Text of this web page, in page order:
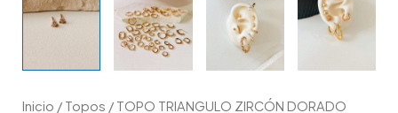
Inicio / Topos / TOPO TRIANGULO ZIRCÓN DORADO